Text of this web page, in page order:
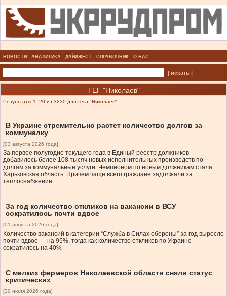
НОВОСТИ АНАЛИТИКА ДАЙДЖЕСТ СПРАВОЧНИК О НАС
| искать |
ТЕГ "Николаев"
Результаты 1–20 из 3230 для тега "Николаев".
В Украине стремительно растет количество долгов за
коммуналку
[03 августа 2026 года]
За первое полугодие текущего года в Единый реестр должников
добавилось более 108 тысяч новых исполнительных производств по
долгам за коммунальные услуги. Чемпионом по новым должникам стала
Харьковская область. Причем чаще всего граждане задолжали за
теплоснабжение
За год количество откликов на вакансии в ВСУ
сократилось почти вдвое
[01 августа 2026 года]
Количество вакансий в категории “Служба в Силах обороны” за год выросло
почти вдвое — на 95%, тогда как количество откликов по Украине
сократилось на 40%
С мелких фермеров Николаевской области сняли статус
критических
[30 июля 2026 года]